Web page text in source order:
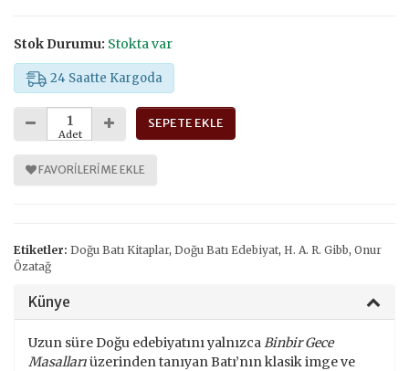
Stok Durumu: Stokta var
24 Saatte Kargoda
Adet
SEPETE EKLE
FAVORILERIME EKLE
Etiketler: Doğu Batı Kitaplar, Doğu Batı Edebiyat, H. A. R. Gibb, Onur
Özatağ
Künye
Uzun süre Doğu edebiyatını yalnızcaBinbir Gece
Masallarıüzerinden tanıyan Batı’nın klasik imge ve